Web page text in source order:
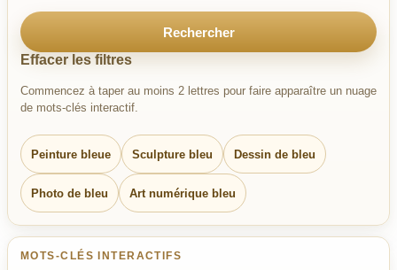
Rechercher
Effacer les filtres
Commencez à taper au moins 2 lettres pour faire apparaître un nuage
de mots-clés interactif.
Peinture bleue Sculpture bleu Dessin de bleu
Photo de bleu Art numérique bleu
MOTS-CLÉS INTERACTIFS